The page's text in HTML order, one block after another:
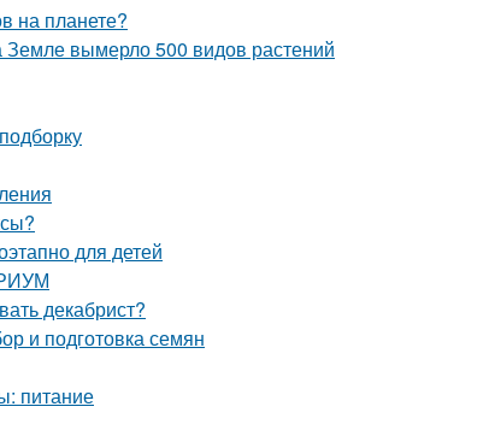
на планете?
Земле вымерло 500 видов растений
для детей
декабрист?
и подготовка семян
питание